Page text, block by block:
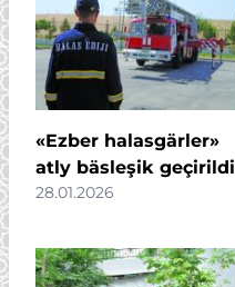
«Ezber halasgärler»
atly bäsleşik geçirildi
28.01.2026